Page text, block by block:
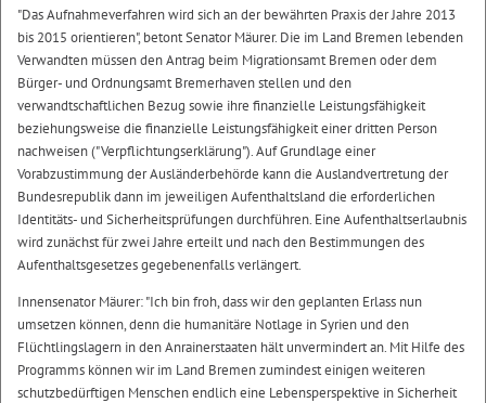
"Das Aufnahmeverfahren wird sich an der bewährten Praxis der Jahre 2013
bis 2015 orientieren", betont Senator Mäurer. Die im Land Bremen lebenden
Verwandten müssen den Antrag beim Migrationsamt Bremen oder dem
Bürger- und Ordnungsamt Bremerhaven stellen und den
verwandtschaftlichen Bezug sowie ihre finanzielle Leistungsfähigkeit
beziehungsweise die finanzielle Leistungsfähigkeit einer dritten Person
nachweisen ("Verpflichtungserklärung"). Auf Grundlage einer
Vorabzustimmung der Ausländerbehörde kann die Auslandvertretung der
Bundesrepublik dann im jeweiligen Aufenthaltsland die erforderlichen
Identitäts- und Sicherheitsprüfungen durchführen. Eine Aufenthaltserlaubnis
wird zunächst für zwei Jahre erteilt und nach den Bestimmungen des
Aufenthaltsgesetzes gegebenenfalls verlängert.
Innensenator Mäurer: "Ich bin froh, dass wir den geplanten Erlass nun
umsetzen können, denn die humanitäre Notlage in Syrien und den
Flüchtlingslagern in den Anrainerstaaten hält unvermindert an. Mit Hilfe des
Programms können wir im Land Bremen zumindest einigen weiteren
schutzbedürftigen Menschen endlich eine Lebensperspektive in Sicherheit